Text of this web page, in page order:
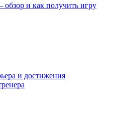
обзор и как получить игру
и достижения